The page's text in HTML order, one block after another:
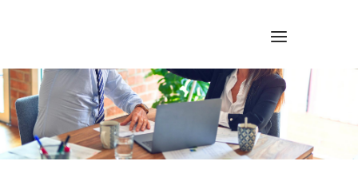
Menu